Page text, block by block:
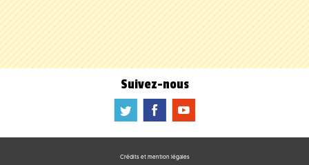
Suivez-nous
a b f
Crédits et mention légales